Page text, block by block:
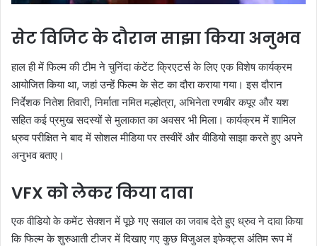
सेट विजिट के दौरान साझा किया अनुभव
हाल ही में फिल्म की टीम ने चुनिंदा कंटेंट क्रिएटर्स के लिए एक विशेष कार्यक्रम
आयोजित किया था, जहां उन्हें फिल्म के सेट का दौरा कराया गया। इस दौरान
निर्देशक नितेश तिवारी, निर्माता नमित मल्होत्रा, अभिनेता रणबीर कपूर और यश
सहित कई प्रमुख सदस्यों से मुलाकात का अवसर भी मिला। कार्यक्रम में शामिल
ध्रुव परीक्षित ने बाद में सोशल मीडिया पर तस्वीरें और वीडियो साझा करते हुए अपने
अनुभव बताए।
VFX को लेकर किया दावा
एक वीडियो के कमेंट सेक्शन में पूछे गए सवाल का जवाब देते हुए ध्रुव ने दावा किया
कि फिल्म के शुरुआती टीजर में दिखाए गए कुछ विजुअल इफेक्ट्स अंतिम रूप में